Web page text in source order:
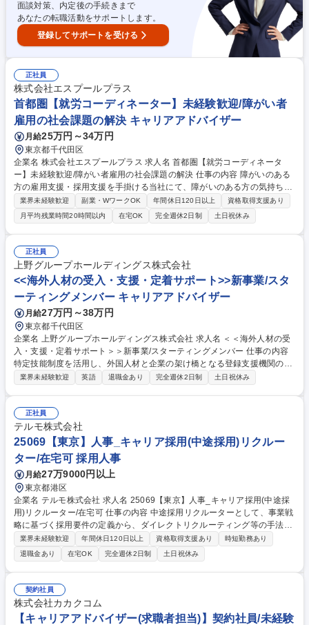
面談対策、内定後の手続きまで
あなたの転職活動をサポートします。
登録してサポートを受ける
正社員
株式会社エスプールプラス
首都圏【就労コーディネーター】未経験歓迎/障がい者
雇用の社会課題の解決 キャリアアドバイザー
月給25万円～34万円
東京都千代田区
企業名 株式会社エスプールプラス 求人名 首都圏【就労コーディネータ
ー】未経験歓迎/障がい者雇用の社会課題の解決 仕事の内容 障がいのある
方の雇用支援・採用支援を手掛ける当社にて、障がいのある方の気持ちを
汲み、就労支援を成功に導いていただきます。就業決定数だけでなく、継
続率も指標のため、マッチングを大切にできる環境です。 ＜業務詳細＞ ■
地域の福祉事業所を訪問し、就労希望者に向けた説明会を実施。仕事内容
や就業までの流れについてお話しします。訪問数は1日に3～4件ほどで
す。■障がいのある方それぞれの適性や興味、人柄を知るための体験会を
開催。一人ひとりに向き合い、障がいの特性や就業時に配慮が必要な点を
確認します。■体験会に参加した方に対就労面談の実施■企業へのご提案
（紹介）面接日程を調整。面接に同席しフォロー。 募集職種 首都圏【就
労コーディネーター】未経験歓迎/障がい者雇用の社会課題の解決
業界未経験歓迎 副業・WワークOK 年間休日120日以上
資格取得支援あり
月平均残業時間20時間以内
在宅OK 完全週休2日制 土日祝休み
正社員
上野グループホールディングス株式会社
<<海外人材の受入・支援・定着サポート>>新事業/スタ
ーティングメンバー キャリアアドバイザー
月給27万円～38万円
東京都千代田区
企業名 上野グループホールディングス株式会社 求人名 ＜＜海外人材の受
入・支援・定着サポート＞＞新事業/スターティングメンバー 仕事の内容
特定技能制度を活用し、外国人材と企業の架け橋となる登録支援機関の立
ち上げメンバーとして、入国に伴う行政手続きから就労後の定着支援まで
社書類の準備補助、定期面談を通じた就労後のモチベーション管理 ■生活
上の悩み相談、各種契約時の通訳など安心・安全な定着支援 ■在留資格の
更新手続き案内やパスポート・在留期限の期日管理など ミッションは「海
外人材の方々が長く安心して活躍できる環境を構築すること」です。※フ
ィリピンを担当いただく予定です。 募集職種 ＜＜海外人材の受入・支
援・定着サポート＞＞新事業/スターティングメンバー
業界未経験歓迎 英語 退職金あり 完全週休2日制 土日祝休み
正社員
テルモ株式会社
25069【東京】人事_キャリア採用(中途採用)リクルー
ター/在宅可 採用人事
月給27万9000円以上
東京都港区
企業名 テルモ株式会社 求人名 25069【東京】人事_キャリア採用(中途採
用)リクルーター/在宅可 仕事の内容 中途採用リクルーターとして、事業戦
略に基づく採用要件の定義から、ダイレクトリクルーティング等の手法選
定、面接、オファーまで一連の採用プロセスをリードし、組織強化を推進
していただきます。 (1)経営・事業戦略に基づく採用要件の明確化と戦略
立案 (2)多様なチャネル(人材紹介、DR、リファーラル、SNS等)を活用し
た母集団形成 (3)書類選考、面接官としての選考評価 (4)採用ブランディン
グの強化および自社HPへの直接応募拡大策の推進 (5)エージェントとのリ
レーション構築 【魅力】日本を代表する医療機器メーカーで、高度専門人
財獲得のノウハウを蓄積できる環境です。人材公募制度等、多様なキャリ
業界未経験歓迎 年間休日120日以上 資格取得支援あり
時短勤務あり
退職金あり
在宅OK 完全週休2日制 土日祝休み
契約社員
株式会社カカクコム
【キャリアアドバイザー(求職者担当)】契約社員/未経験